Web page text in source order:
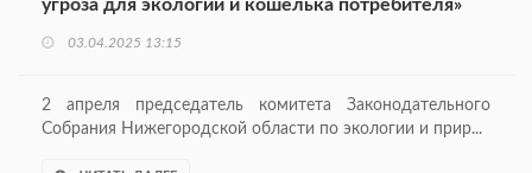
угроза для экологии и кошелька потребителя»
03.04.2025 13:15
2 апреля председатель комитета Законодательного
Собрания Нижегородской области по экологии и прир...